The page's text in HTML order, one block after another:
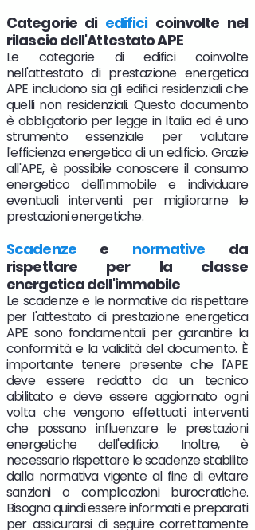
Categorie di edifici coinvolte nel
rilascio dell'Attestato APE
Le categorie di edifici coinvolte
nell'attestato di prestazione energetica
APE includono sia gli edifici residenziali che
quelli non residenziali. Questo documento
è obbligatorio per legge in Italia ed è uno
strumento essenziale per valutare
l'efficienza energetica di un edificio. Grazie
all'APE, è possibile conoscere il consumo
energetico dell'immobile e individuare
eventuali interventi per migliorarne le
prestazioni energetiche.
Scadenze e normative da
rispettare per la classe
energetica dell'immobile
Le scadenze e le normative da rispettare
per l'attestato di prestazione energetica
APE sono fondamentali per garantire la
conformità e la validità del documento. È
importante tenere presente che l'APE
deve essere redatto da un tecnico
abilitato e deve essere aggiornato ogni
volta che vengono effettuati interventi
che possano influenzare le prestazioni
energetiche dell'edificio. Inoltre, è
necessario rispettare le scadenze stabilite
dalla normativa vigente al fine di evitare
sanzioni o complicazioni burocratiche.
Bisogna quindi essere informati e preparati
per assicurarsi di seguire correttamente